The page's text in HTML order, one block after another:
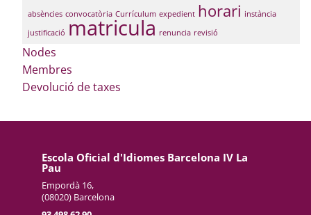
absències convocatòria Currículum expedient horari instància
justificació matricula renuncia revisió
Nodes
Membres
Devolució de taxes
Escola Oficial d'Idiomes Barcelona IV La
Pau
Empordà 16,
(08020) Barcelona